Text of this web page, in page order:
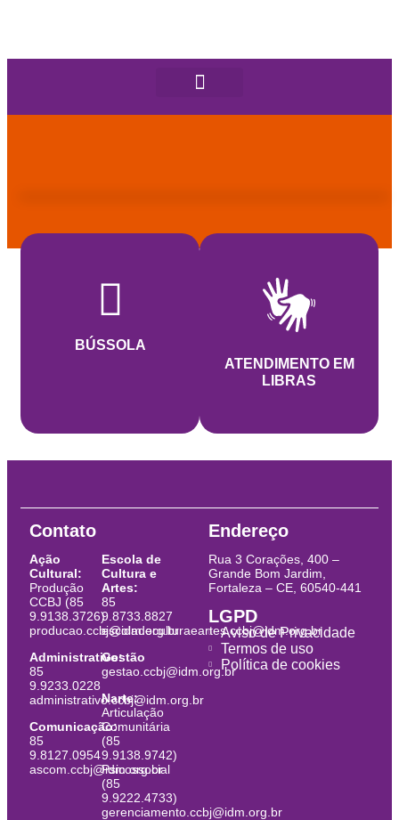
BÚSSOLA
ATENDIMENTO EM
LIBRAS
Contato
Ação
Cultural:
Produção
CCBJ (85
9.9138.3726)
producao.ccbj@idm.org.br
Administrativo:
85
9.9233.0228
administrativo.ccbj@idm.org.br
Comunicação:
85
9.8127.0954
ascom.ccbj@idm.org.br
Escola de
Cultura e
Artes:
85
9.8733.8827
escoladeculturaeartes.ccbj@idm.org.br
Gestão
gestao.ccbj@idm.org.br
Narte:
Articulação
Comunitária
(85
9.9138.9742)
Psicossocial
(85
9.9222.4733)
gerenciamento.ccbj@idm.org.br
Endereço
Rua 3 Corações, 400 –
Grande Bom Jardim,
Fortaleza – CE, 60540-441
LGPD
Aviso de Privacidade
Termos de uso
Política de cookies